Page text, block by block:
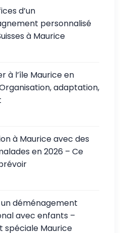
d’un
personnalisé
à Maurice
à l’île Maurice en
adaptation,
à Maurice avec des
en 2026 – Ce
déménagement
avec enfants –
spéciale Maurice